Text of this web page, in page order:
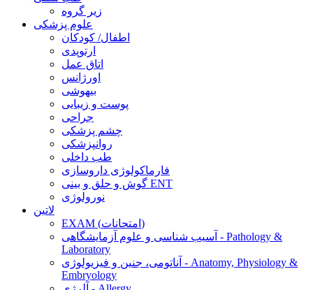
زیر گروه
علوم پزشکی
اطفال/ کودکان
ارتوپدی
اتاق عمل
اورژانس
بیهوشی
پوست و زیبایی
جراحی
چشم پزشکی
روانپزشکی
طب داخلی
فارماکولوژی داروسازی
گوش و حلق و بینی ENT
نورولوژی
لاتین
EXAM (امتحانات)
آسیب شناسی و علوم آزمایشگاهی - Pathology &
Laboratory
آناتومی، جنین و فیزیولوژی - Anatomy, Physiology &
Embryology